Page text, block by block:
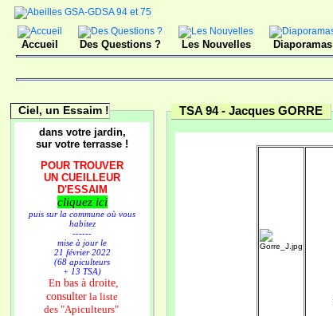
Accueil Des Questions ? Les Nouvelles Diaporamas
Ciel, un Essaim !
dans votre jardin,
sur votre terrasse !
POUR TROUVER
UN CUEILLEUR
D'ESSAIM
cliquez ici
puis sur la commune où vous
habitez
------
mise à jour le
21 février 2022
(68 apiculteurs
+ 13 TSA)
En bas à droite,
consulter la liste
des "Apiculteurs"
TSA 94 - Jacques GORRE